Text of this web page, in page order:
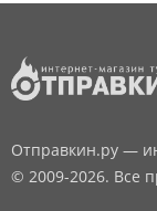
Отправкин.ру —
© 2009-2026. Все